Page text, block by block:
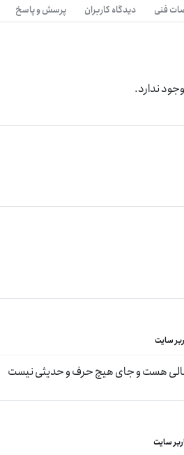
فنی دیدگاه کاربران پرسش و پاسخ
ندارد.
سایت
عالی هست و جای هیچ حرف و حدیثی نیست
سایت